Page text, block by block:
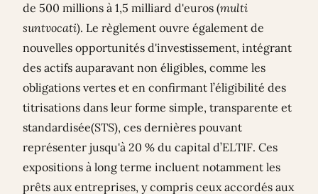
de 500 millions à 1,5 milliard d'euros (multi
suntvocati). Le règlement ouvre également de
nouvelles opportunités d'investissement, intégrant
des actifs auparavant non éligibles, comme les
obligations vertes et en confirmant l’éligibilité des
titrisations dans leur forme simple, transparente et
standardisée(STS), ces dernières pouvant
représenter jusqu'à 20 % du capital d’ELTIF. Ces
expositions à long terme incluent notamment les
prêts aux entreprises, y compris ceux accordés aux